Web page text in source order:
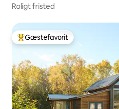
Roligt fristed
Bedste gæstefavorit
Gæstefavorit